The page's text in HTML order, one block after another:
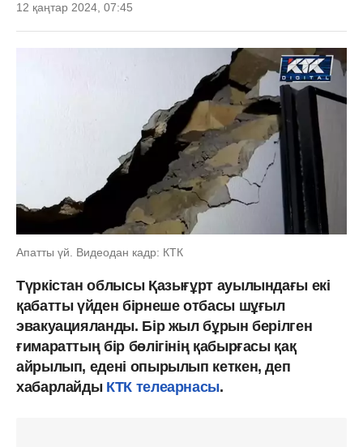
12 қаңтар 2024, 07:45
Апатты үй. Видеодан кадр: КТК
Түркістан облысы Қазығұрт ауылындағы екі
қабатты үйден бірнеше отбасы шұғыл
эвакуацияланды. Бір жыл бұрын берілген
ғимараттың бір бөлігінің қабырғасы қақ
айрылып, едені опырылып кеткен, деп
хабарлайды КТК телеарнасы.